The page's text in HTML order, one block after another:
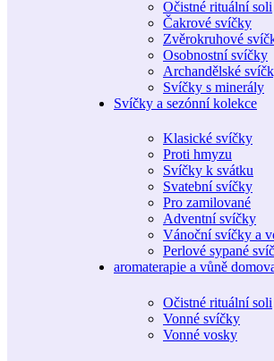
Očistné rituální soli
Čakrové svíčky
Zvěrokruhové
Osobnostní svíčky
Archandělské
Svíčky s minerály
Svíčky a sezónní kolekce
Klasické svíčky
Proti hmyzu
Svíčky k svátku
Svatební svíčky
Pro zamilované
Adventní svíčky
Vánoční svíčky a
Perlové sypané
aromaterapie a vůně
Očistné rituální soli
Vonné svíčky
Vonné vosky